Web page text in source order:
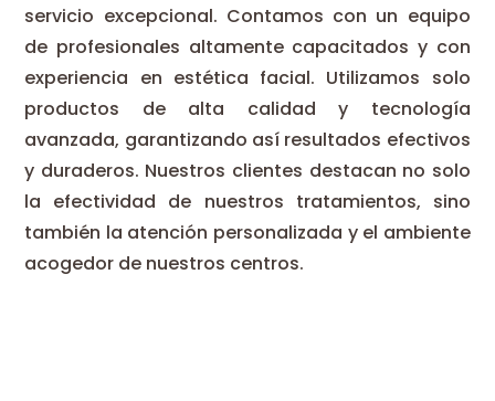
servicio excepcional. Contamos con un equipo
de profesionales altamente capacitados y con
experiencia en estética facial. Utilizamos solo
productos de alta calidad y tecnología
avanzada, garantizando así resultados efectivos
y duraderos. Nuestros clientes destacan no solo
la efectividad de nuestros tratamientos, sino
también la atención personalizada y el ambiente
acogedor de nuestros centros.